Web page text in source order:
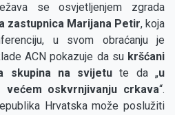
se osvjetljenjem zgrada
zastupnica Marijana Petir, koja
u svom obraćanju je
ACN pokazuje da su kršćani
skupina na svijetu te da „u
većem oskvrnjivanju crkava“.
Hrvatska može poslužiti